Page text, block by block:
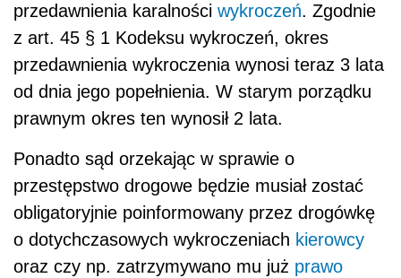
przedawnienia karalności wykroczeń. Zgodnie
z art. 45 § 1 Kodeksu wykroczeń, okres
przedawnienia wykroczenia wynosi teraz 3 lata
od dnia jego popełnienia. W starym porządku
prawnym okres ten wynosił 2 lata.
Ponadto sąd orzekając w sprawie o
przestępstwo drogowe będzie musiał zostać
obligatoryjnie poinformowany przez drogówkę
o dotychczasowych wykroczeniach kierowcy
oraz czy np. zatrzymywano mu już prawo